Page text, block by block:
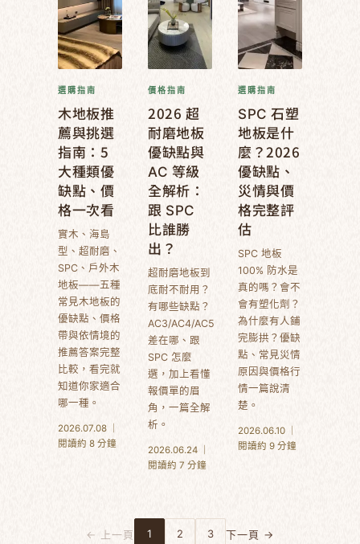
選購指南
木地板推
薦與挑選
指南：5
大種類優
缺點、價
格一次看
實木、海島
型、超耐磨、
SPC、戶外木
地板——五種
常見木地板的
優缺點、價格
帶與依情境的
推薦答案完整
比較，看完就
知道你家適合
哪一種。
2026.07.08 ｜
閱讀約 8 分鐘
價格指南
2026 超
耐磨地板
優缺點與
AC 等級
全解析：
跟 SPC
比誰勝
出？
超耐磨地板到
底耐不耐用？
有哪些缺點？
AC3/AC4/AC5
差在哪、跟
SPC 怎麼
選，加上看懂
報價單的眉
角，一篇全解
析。
2026.06.24 ｜
閱讀約 7 分鐘
選購指南
SPC 石塑
地板是什
麼？2026
優缺點、
災情與價
格完整評
估
SPC 地板
100% 防水是
真的嗎？會不
會有塑化劑？
為什麼有人鋪
完膨拱？優缺
點、常見災情
原因與價格行
情一篇說清
楚。
2026.06.10 ｜
閱讀約 9 分鐘
← 上一頁 1 2 3 下一頁 →